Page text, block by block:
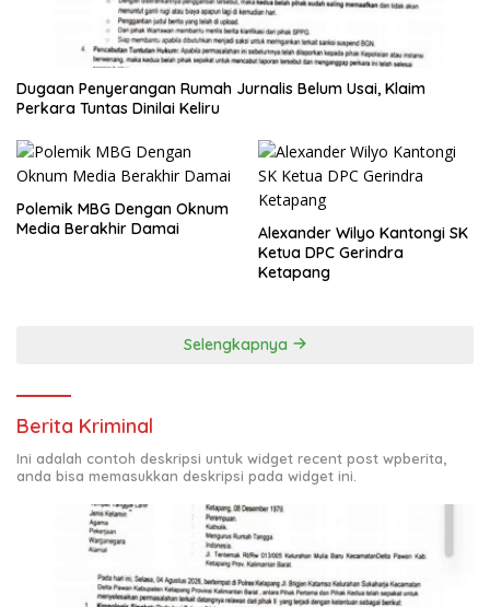
Dugaan Penyerangan Rumah Jurnalis Belum Usai, Klaim
Perkara Tuntas Dinilai Keliru
Polemik MBG Dengan Oknum
Media Berakhir Damai
Alexander Wilyo Kantongi SK
Ketua DPC Gerindra
Ketapang
Selengkapnya
Berita Kriminal
Ini adalah contoh deskripsi untuk widget recent post wpberita,
anda bisa memasukkan deskripsi pada widget ini.